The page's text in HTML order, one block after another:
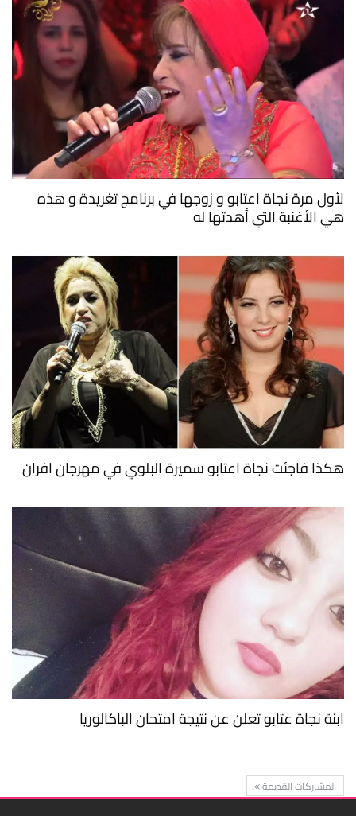
لأول مرة نجاة اعتابو و زوجها في برنامج تغريدة و هذه
هي الأغنبة التي أهدتها له
هكذا فاجئت نجاة اعتابو سميرة البلوي في مهرجان افران
ابنة نجاة عتابو تعلن عن نتيجة امتحان الباكالوريا
المشاركات القديمة